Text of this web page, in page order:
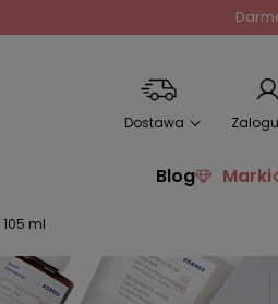
Dostawa
Blog Marki
ml